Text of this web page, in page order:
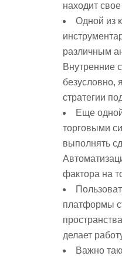
находит
Одной из
различным
Внутренние
безусловно,
стратегии
Еще
торговыми
выполнять
фактора на
платформы
делает
Важно